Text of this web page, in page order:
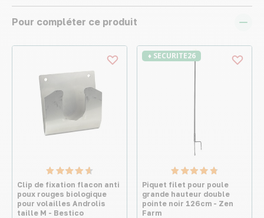
Pour compléter ce produit
Clip de fixation flacon anti
poux rouges biologique
pour volailles Androlis
taille M - Bestico
♦ SECURITE26
Piquet filet pour poule
grande hauteur double
pointe noir 126cm - Zen
Farm